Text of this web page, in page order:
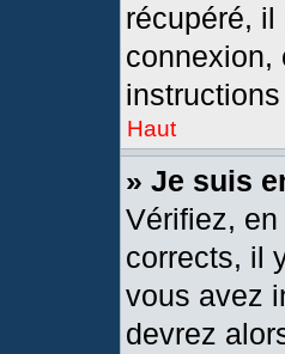
récupéré,
connexion,
Haut
» Je suis
Vérifiez, en
corrects, il
vous avez
devrez